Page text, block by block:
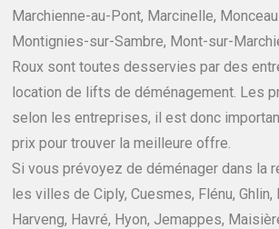
Marchienne-au-Pont, Marcinelle,
Montignies-sur-Sambre, Mont-sur-
Roux sont toutes desservies par des
location de lifts de déménagement. Les
selon les entreprises, il est donc
prix pour trouver la meilleure offre.
Si vous prévoyez de déménager dans la
les villes de Ciply, Cuesmes, Flénu, Ghlin,
Harveng, Havré, Hyon, Jemappes,